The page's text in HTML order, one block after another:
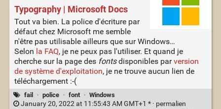
Typography | Microsoft Docs
Tout va bien. La police d'écriture par
défaut chez Microsoft me semble
n'être pas utilisable ailleurs que sur Windows…
Selon la FAQ, je ne peux pas l'utiliser. Et quand je
cherche sur la page des fontsdisponibles parversion
de système d'exploitation, je ne trouve aucun lien de
téléchargement :-(
fail · police · font · Windows
January 20, 2022 at 11:55:43 AM GMT+1 * · permalien